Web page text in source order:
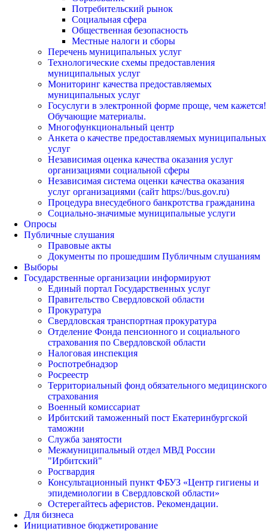
Потребительский рынок
Социальная сфера
Общественная безопасность
Местные налоги и сборы
Перечень муниципальных услуг
Технологические схемы предоставления
муниципальных услуг
Мониторинг качества предоставляемых
муниципальных услуг
Госуслуги в электронной форме проще, чем кажется!
Обучающие материалы.
Многофункциональный центр
Анкета о качестве предоставляемых муниципальных
услуг
Независимая оценка качества оказания услуг
организациями социальной сферы
Независимая система оценки качества оказания
услуг организациями (сайт https://bus.gov.ru)
Процедура внесудебного банкротства гражданина
Социально-значимые муниципальные услуги
Опросы
Публичные слушания
Правовые акты
Документы по прошедшим Публичным слушаниям
Выборы
Государственные организации информируют
Единый портал Государственных услуг
Правительство Свердловской области
Прокуратура
Свердловская транспортная прокуратура
Отделение Фонда пенсионного и социального
страхования по Свердловской области
Налоговая инспекция
Роспотребнадзор
Росреестр
Территориальный фонд обязательного медицинского
страхования
Военный комиссариат
Ирбитский таможенный пост Екатеринбургской
таможни
Служба занятости
Межмуниципальный отдел МВД России
"Ирбитский"
Росгвардия
Консультационный пункт ФБУЗ «Центр гигиены и
эпидемиологии в Свердловской области»
Остерегайтесь аферистов. Рекомендации.
Для бизнеса
Инициативное бюджетирование